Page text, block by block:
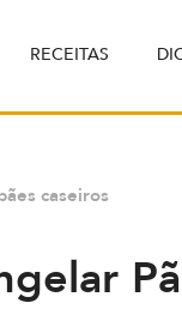
RECEITAS
caseiros